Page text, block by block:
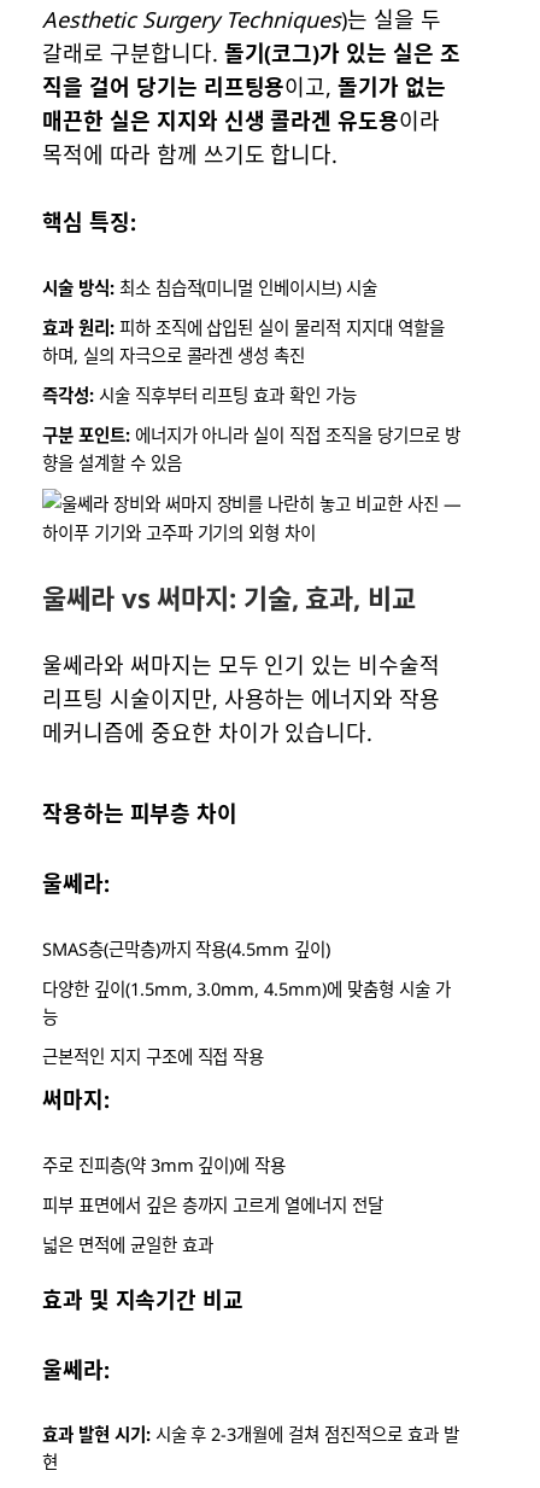
Aesthetic Surgery Techniques)는 실을 두
갈래로 구분합니다. 돌기(코그)가 있는 실은 조
직을 걸어 당기는 리프팅용이고,돌기가 없는
매끈한 실은 지지와 신생 콜라겐 유도용이라
목적에 따라 함께 쓰기도 합니다.
핵심 특징:
시술 방식:최소 침습적(미니멀 인베이시브) 시술
효과 원리:피하 조직에 삽입된 실이 물리적 지지대 역할을
하며, 실의 자극으로 콜라겐 생성 촉진
즉각성:시술 직후부터 리프팅 효과 확인 가능
구분 포인트:에너지가 아니라 실이 직접 조직을 당기므로 방
향을 설계할 수 있음
울쎄라 vs 써마지: 기술, 효과, 비교
울쎄라와 써마지는 모두 인기 있는 비수술적
리프팅 시술이지만, 사용하는 에너지와 작용
메커니즘에 중요한 차이가 있습니다.
작용하는 피부층 차이
울쎄라:
SMAS층(근막층)까지 작용(4.5mm 깊이)
다양한 깊이(1.5mm, 3.0mm, 4.5mm)에 맞춤형 시술 가
능
근본적인 지지 구조에 직접 작용
써마지:
주로 진피층(약 3mm 깊이)에 작용
피부 표면에서 깊은 층까지 고르게 열에너지 전달
넓은 면적에 균일한 효과
효과 및 지속기간 비교
울쎄라:
효과 발현 시기:시술 후 2-3개월에 걸쳐 점진적으로 효과 발
현